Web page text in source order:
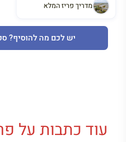
מדריך פריז המלא
יש לכם מה להוסיף?
עוד כתבות על